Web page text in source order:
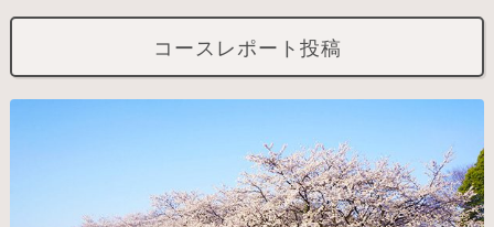
コースレポート投稿